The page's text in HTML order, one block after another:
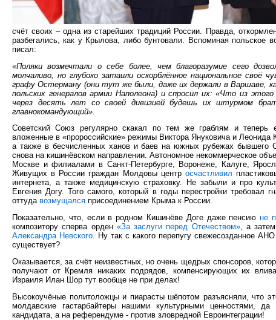
счёт своих – одна из старейших традиций России. Правда,
разбегались, как у Крылова, либо бунтовали. Вспоминая
писал:
«Поляки возмечтали о себе более, чем благоразумие сего
молчаливо, но глубоко затаили оскорблённое национальное
графу Остерману (они тут же были, даже их держали в Варшаве,
польских генералов армии Наполеона) и спросил их: «Что из
через десять лет со своей дивизией будешь их штурмом
главнокомандующий».
Советский Союз регулярно скакал по тем же граблям и теперь
вложенные в «пророссийские» режимы Виктора Януковича и
а также в бесчисленных ханов и баев на южных рубежах
снова на кишинёвском направлении. Автономное некоммерческое
Москве и филиалами в Санкт-Петербурге, Воронеже, Калуге,
Живущих в России граждан Молдовы центр осчастливил
интернета, а также медицинскую страховку. Не забыли и про
Евгения Догу. Того самого, который в годы перестройки
оттуда возмущался присоединением Крыма к России.
Показательно, что, если в родном Кишинёве Доге даже пенсиюне
композитору сперва орден «За заслуги перед Отечеством», а
Александра Невского. Ну так с какого перепугу свежесозданное
существует?
Оказывается, за счёт неизвестных, но очень щедрых спонсоров,
получают от Кремля никаких подрядов, компенсирующих их
Израиля Илан Шор тут вообще не при делах!
Высокоучёные политоложцы и пиарасты шёпотом разъясняли, что
молдавские гастарбайтеры нашими культурными ценностями,
кандидата, а на референдуме - против зловредной Евроинтеграции!